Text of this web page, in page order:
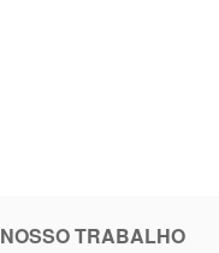
NOSSO TRABALHO